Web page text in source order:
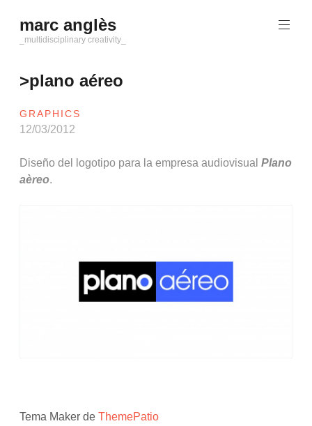
al
contenido
marc anglès
_multidisciplinary creativity_
>plano aéreo
GRAPHICS
12/03/2012
Diseño del logotipo para la empresa audiovisualPlano
aèreo.
Tema Maker deThemePatio